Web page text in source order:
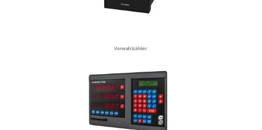
Vorwahlzähler